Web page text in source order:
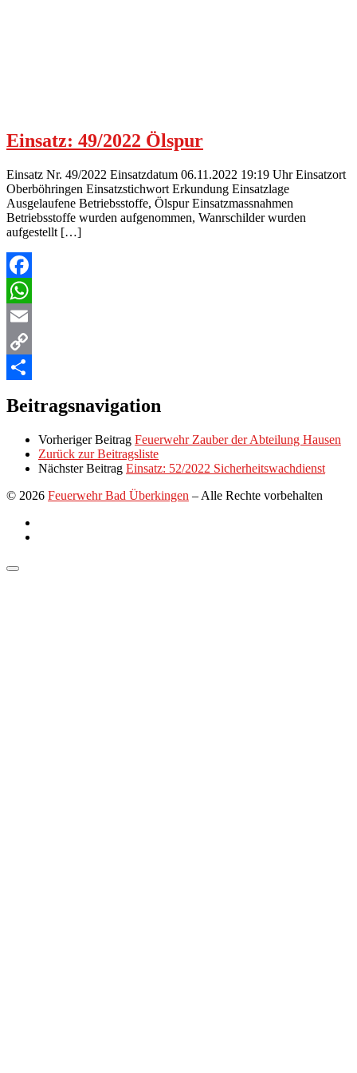
Einsatz: 49/2022 Ölspur
Einsatz Nr. 49/2022 Einsatzdatum 06.11.2022 19:19 Uhr Einsatzort
Oberböhringen Einsatzstichwort Erkundung Einsatzlage
Ausgelaufene Betriebsstoffe, Ölspur Einsatzmassnahmen
Betriebsstoffe wurden aufgenommen, Wanrschilder wurden
aufgestellt […]
Facebook
WhatsApp
Email
Copy
Beitragsnavigation
Vorheriger Beitrag Feuerwehr Zauber der Abteilung Hausen
Zurück zur Beitragsliste
Nächster Beitrag Einsatz: 52/2022 Sicherheitswachdienst
© 2026 Feuerwehr Bad Überkingen – Alle Rechte vorbehalten